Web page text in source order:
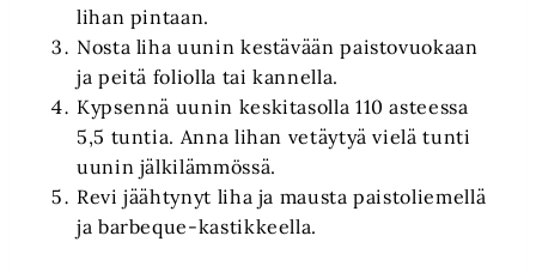
lihan pintaan.
Nosta liha uunin kestävään paistovuokaan
ja peitä foliolla tai kannella.
Kypsennä uunin keskitasolla 110 asteessa
5,5 tuntia. Anna lihan vetäytyä vielä tunti
uunin jälkilämmössä.
Revi jäähtynyt liha ja mausta paistoliemellä
ja barbeque-kastikkeella.